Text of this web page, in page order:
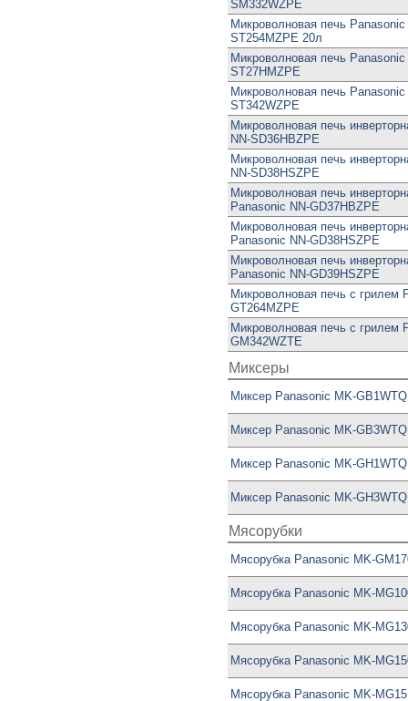
SM332WZPE
Микроволновая печь Panasonic
ST254MZPE 20л
Микроволновая печь Panasonic
ST27HMZPE
Микроволновая печь Panasonic
ST342WZPE
Микроволновая печь
NN-SD36HBZPE
Микроволновая печь
NN-SD38HSZPE
Микроволновая печь
Panasonic NN-GD37HBZPE
Микроволновая печь
Panasonic NN-GD38HSZPE
Микроволновая печь
Panasonic NN-GD39HSZPE
Микроволновая печь с грилем
GT264MZPE
Микроволновая печь с грилем
GM342WZTE
Миксеры
Миксер Panasonic MK-GB1WTQ
Миксер Panasonic MK-GB3WTQ
Миксер Panasonic MK-GH1WTQ
Миксер Panasonic MK-GH3WTQ
Мясорубки
Мясорубка Panasonic MK-
Мясорубка Panasonic MK-
Мясорубка Panasonic MK-
Мясорубка Panasonic MK-
Мясорубка Panasonic MK-